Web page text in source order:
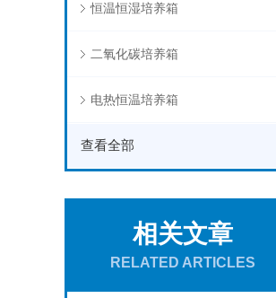
恒温恒湿培养箱
二氧化碳培养箱
电热恒温培养箱
查看全部
相关文章
RELATED ARTICLES